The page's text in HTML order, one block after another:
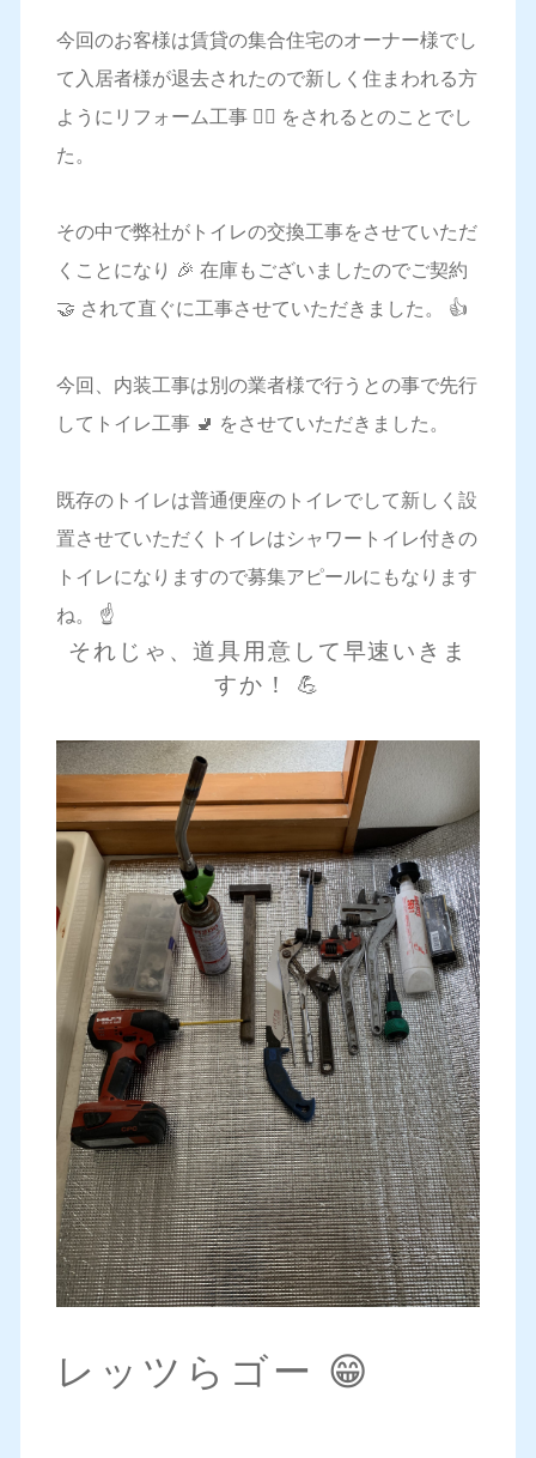
今回のお客様は賃貸の集合住宅のオーナー様でし
て入居者様が退去されたので新しく住まわれる方
ようにリフォーム工事 👷‍♀️ をされるとのことでし
た。
その中で弊社がトイレの交換工事をさせていただ
くことになり 🎉 在庫もございましたのでご契約
🤝 されて直ぐに工事させていただきました。 👍
今回、内装工事は別の業者様で行うとの事で先行
してトイレ工事 🚽 をさせていただきました。
既存のトイレは普通便座のトイレでして新しく設
置させていただくトイレはシャワートイレ付きの
トイレになりますので募集アピールにもなります
ね。 ☝️
それじゃ、道具用意して早速いきま
すか！ 💪
レッツらゴー 😁